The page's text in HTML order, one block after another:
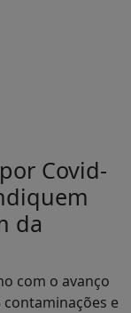
Covid-
da
com o avanço
e